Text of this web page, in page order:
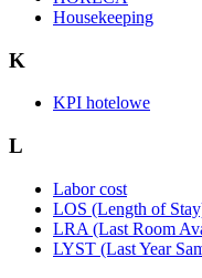
Housekeeping
K
KPI hotelowe
L
Labor cost
LOS (Length of
LRA (Last Room
LYST (Last Year